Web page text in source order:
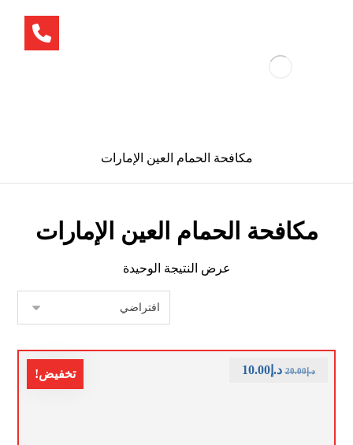
مكافحة الحمام العين الإمارات
مكافحة الحمام العين الإمارات
عرض النتيجة الوحيدة
تخفيض! د.إ20.00 د.إ10.00